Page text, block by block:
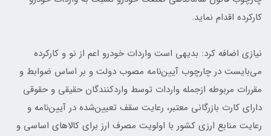
کارکرده اقدام نماید.
نیازی اضافه کرد: بدیهی است واردات خودرو اعم از نو و کارکرده
می‌بایست در چارچوب آیین‌نامه مصوب دولت و بر اساس ضوابط و
مقررات مربوطه ازجمله واردات توسط واردکنندگان حقیقی و حقوقی
دارای کارت بازرگانی معتبر، رعایت سقف تعیین‌شده در آیین‌نامه و
رعایت منابع ارزی کشور با اولویت مصرف ارز برای کالاهای اساسی و